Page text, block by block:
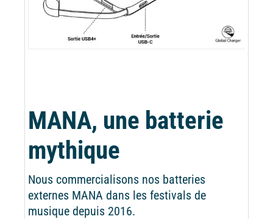
MANA, une batterie
mythique
Nous commercialisons nos batteries
externes MANA dans les festivals de
musique depuis 2016.